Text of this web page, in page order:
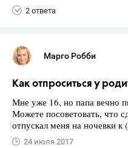
2 ответа
Марго Робби
Как отпроситься у
Мне уже 16, но папа вечно
Можете посоветовать, что
отпускал меня на ночевки к (
24 июля 2017